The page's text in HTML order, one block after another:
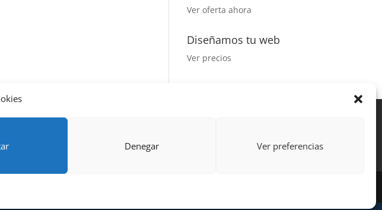
Denegar Ver preferencias
Ver oferta ahora
Diseñamos tu web
Ver precios
Política de Cookies
Obligatoria según Sector
Formulario uso de imagen